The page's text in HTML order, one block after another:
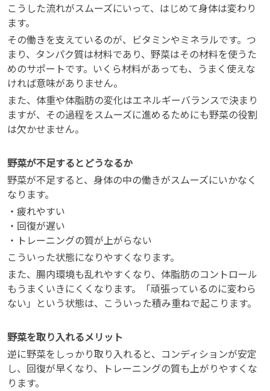
こうした流れがスムーズにいって、はじめて身体は変わり
ます。
その働きを支えているのが、ビタミンやミネラルです。つ
まり、タンパク質は材料であり、野菜はその材料を使うた
めのサポートです。いくら材料があっても、うまく使えな
ければ意味がありません。
また、体重や体脂肪の変化はエネルギーバランスで決まり
ますが、その過程をスムーズに進めるためにも野菜の役割
は欠かせません。
野菜が不足するとどうなるか
野菜が不足すると、身体の中の働きがスムーズにいかなく
なります。
・疲れやすい
・回復が遅い
・トレーニングの質が上がらない
こういった状態になりやすくなります。
また、腸内環境も乱れやすくなり、体脂肪のコントロール
もうまくいきにくくなります。「頑張っているのに変わら
ない」という状態は、こういった積み重ねで起こります。
野菜を取り入れるメリット
逆に野菜をしっかり取り入れると、コンディションが安定
し、回復が早くなり、トレーニングの質も上がりやすくな
ります。